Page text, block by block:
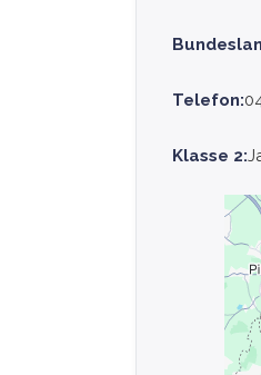
Telefon:
Klasse 2: